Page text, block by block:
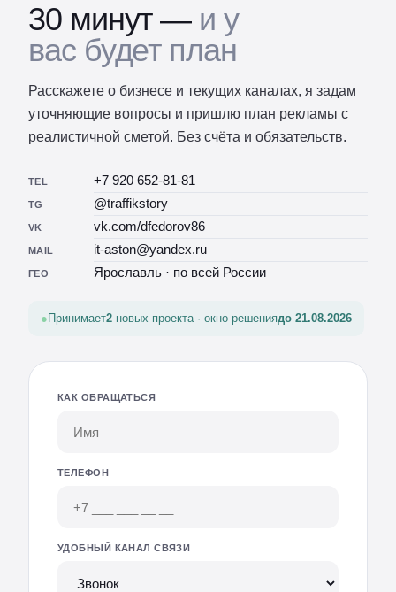
30 минут — и у
вас будет план
Расскажете о бизнесе и текущих каналах, я задам
уточняющие вопросы и пришлю план рекламы с
реалистичной сметой. Без счёта и обязательств.
TEL +7 920 652-81-81
TG @traffikstory
VK vk.com/dfedorov86
MAIL it-aston@yandex.ru
ГЕО Ярославль · по всей России
Принимает2 новых проекта · окно решениядо 21.08.2026
КАК ОБРАЩАТЬСЯ
ТЕЛЕФОН
УДОБНЫЙ КАНАЛ СВЯЗИ